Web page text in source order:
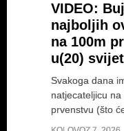
VIDEO:
najboljih
na 100m
u(20)
Svakoga dana
natjecateljicu
prvenstvu (što će